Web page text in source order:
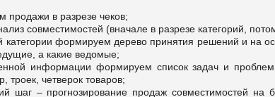
продажи в разрезе чеков;
совместимостей (вначале в разрезе категорий,
категории формируем дерево принятия решений и на
а какие ведомые;
информации формируем список задач и
троек, четверок товаров;
шаг – прогнозирование продаж совместимостей